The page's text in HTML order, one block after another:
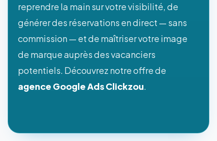
reprendre la main sur votre visibilité, de
générer des réservations en direct — sans
commission — et de maîtriser votre image
de marque auprès des vacanciers
potentiels. Découvrez notre offre de
agence Google Ads Clickzou.